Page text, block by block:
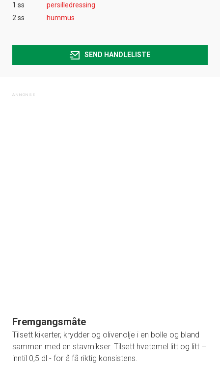
1 ss
persilledressing
2 ss
hummus
SEND HANDLELISTE
Fremgangsmåte
Tilsett kikerter, krydder og olivenolje i en bolle og bland
sammen med en stavmikser. Tilsett hvetemel litt og litt –
inntil 0,5 dl - for å få riktig konsistens.